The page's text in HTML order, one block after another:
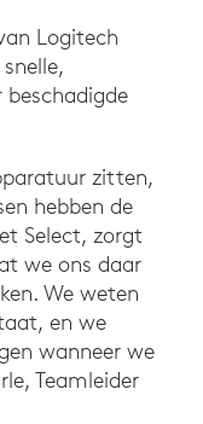
Logitech
zitten,
hebben de
Select, zorgt
we ons daar
We weten
en we
wanneer we
Teamleider